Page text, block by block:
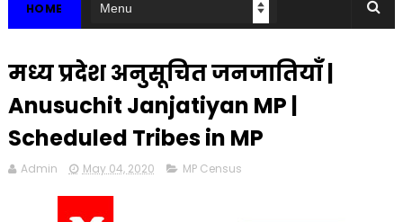
HOME
मध्य प्रदेश अनुसूचित जनजातियाँ |
Anusuchit Janjatiyan MP |
Scheduled Tribes in MP
Admin May 04, 2020 MP Census